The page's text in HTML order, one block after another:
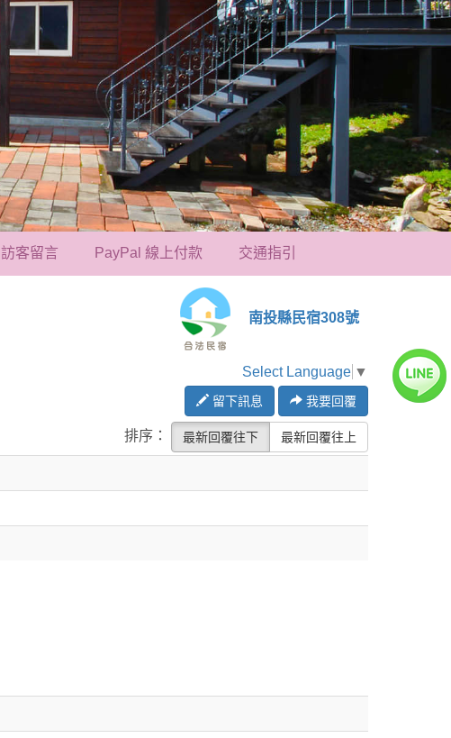
訪客留言 PayPal 線上付款 交通指引
南投縣民宿308號
Select Language ▼
留下訊息 我要回覆
排序： 最新回覆往下 最新回覆往上